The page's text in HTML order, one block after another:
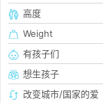
高度
Weight
有孩子们
想生孩子
改变城市/国家的爱